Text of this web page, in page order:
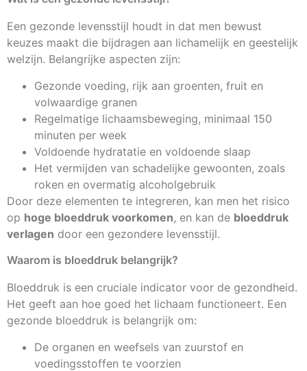
Een gezonde levensstijl houdt in dat men bewust
keuzes maakt die bijdragen aan lichamelijk en geestelijk
welzijn. Belangrijke aspecten zijn:
Gezonde voeding, rijk aan groenten, fruit en
volwaardige granen
Regelmatige lichaamsbeweging, minimaal 150
minuten per week
Voldoende hydratatie en voldoende slaap
Het vermijden van schadelijke gewoonten, zoals
roken en overmatig alcoholgebruik
Door deze elementen te integreren, kan men het risico
op hoge bloeddruk voorkomen, en kan de bloeddruk
verlagen door een gezondere levensstijl.
Waarom is bloeddruk belangrijk?
Bloeddruk is een cruciale indicator voor de gezondheid.
Het geeft aan hoe goed het lichaam functioneert. Een
gezonde bloeddruk is belangrijk om:
De organen en weefsels van zuurstof en
voedingsstoffen te voorzien